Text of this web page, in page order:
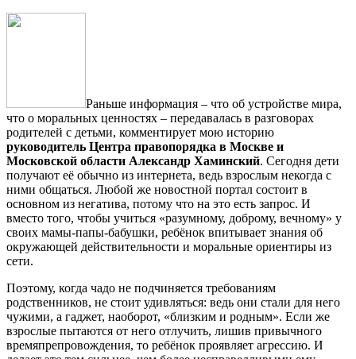
Раньше информация – что об устройстве мира,
что о моральных ценностях – передавалась в разговорах
родителей с детьми, комментирует мою историю
руководитель Центра правопорядка в Москве и
Московской области Александр Хаминский. Сегодня дети
получают её обычно из интернета, ведь взрослым некогда с
ними общаться. Любой же новост­ной портал состоит в
основном из негатива, потому что на это есть запрос. И
вместо того, чтобы учиться «разумному, доброму, вечному» у
своих мамы-папы-бабушки, ребёнок впитывает знания об
окружающей действительности и моральные ориентиры из
сети.
Поэтому, когда чадо не подчиняется требованиям
родственников, не стоит удивляться: ведь они стали для него
чужими, а гаджет, наоборот, «близким и родным». Если же
взрослые пытаются от него отлучить, лишив привычного
времяпрепровождения, то ребёнок проявляет агрессию. И